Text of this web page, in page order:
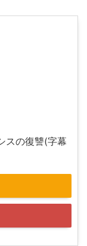
スの復讐(字幕